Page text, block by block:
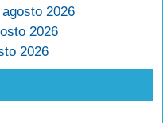
2026
2026
2026